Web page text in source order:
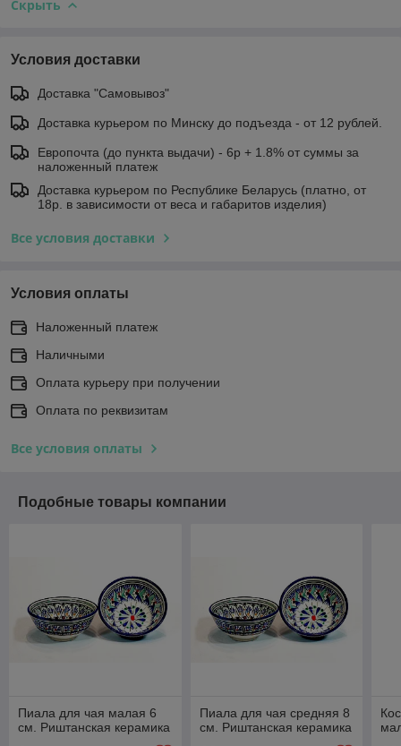
Скрыть
Условия доставки
Доставка "Самовывоз"
Доставка курьером по Минску до подъезда - от 12 рублей.
Европочта (до пункта выдачи) - 6р + 1.8% от суммы за
наложенный платеж
Доставка курьером по Республике Беларусь (платно, от
18р. в зависимости от веса и габаритов изделия)
Все условия доставки
Условия оплаты
Наложенный платеж
Наличными
Оплата курьеру при получении
Оплата по реквизитам
Все условия оплаты
Подобные товары компании
Пиала для чая малая 6
см. Риштанская керамика
Пиала для чая средняя 8
см. Риштанская керамика